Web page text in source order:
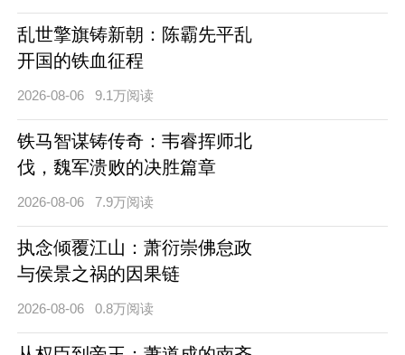
乱世擎旗铸新朝：陈霸先平乱
开国的铁血征程
2026-08-06 9.1万阅读
铁马智谋铸传奇：韦睿挥师北
伐，魏军溃败的决胜篇章
2026-08-06 7.9万阅读
执念倾覆江山：萧衍崇佛怠政
与侯景之祸的因果链
2026-08-06 0.8万阅读